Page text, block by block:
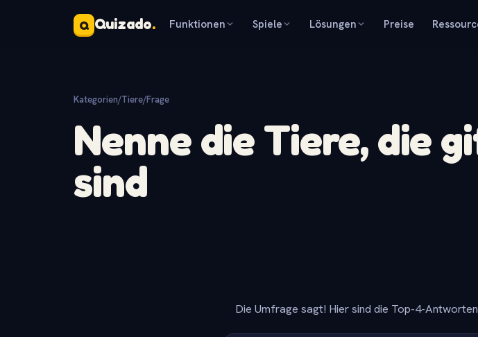
Q Quizado. Funktionen Spiele Lösungen Preise
Kategorien/Tiere/Frage
Nenne die Tiere, die
sind
Die Umfrage sagt! Hier sind die Top-4-